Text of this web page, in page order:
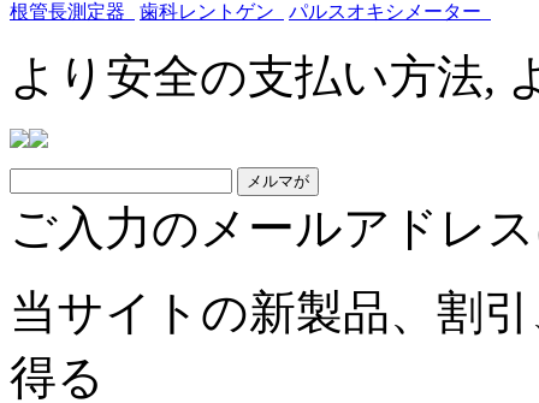
根管長測定器
歯科レントゲン パルスオキシメーター
より安全の支払い方法,
ご入力のメールアドレ
当サイトの新製品、割
得る